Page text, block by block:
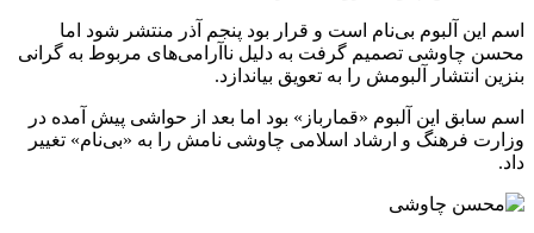
اسم این آلبوم بی‌نام است و قرار بود پنجم آذر منتشر شود اما
محسن چاوشی تصمیم گرفت به دلیل ناآرامی‌های مربوط به گرانی
بنزین انتشار آلبومش را به تعویق بیاندازد.
اسم سابق این آلبوم «قمارباز» بود اما بعد از حواشی پیش آمده در
وزارت فرهنگ و ارشاد اسلامی چاوشی نامش را به «بی‌نام» تغییر
داد.